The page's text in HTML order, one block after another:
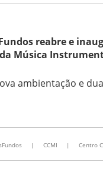
reabre e
Música
ambientação e
| CCMI |
Centro